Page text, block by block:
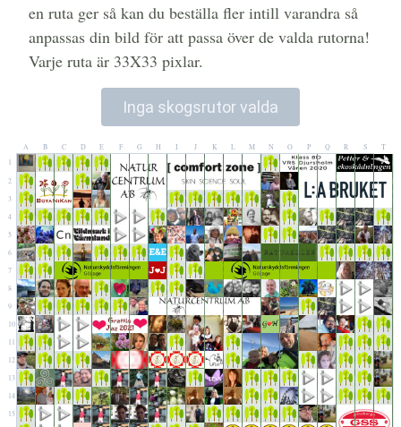
en ruta ger så kan du beställa fler intill varandra så
anpassas din bild för att passa över de valda rutorna!
Varje ruta är 33X33 pixlar.
Inga skogsrutor valda
A B C D E F G H I J K L M N O P Q R S
T
1
2
3
4
5
6
7
8
9
10
11
12
13
14
15